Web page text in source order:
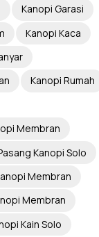
Kanopi Garasi
Kanopi Kaca
Kanopi Rumah
Membran
Kanopi Solo
Membran
Membran
Kain Solo